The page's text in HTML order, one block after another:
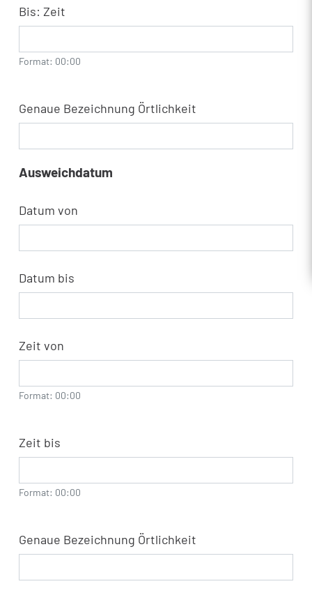
Bis: Zeit
Format: 00:00
Genaue Bezeichnung Örtlichkeit
Ausweichdatum
Datum von
Datum bis
Zeit von
Format: 00:00
Zeit bis
Format: 00:00
Genaue Bezeichnung Örtlichkeit